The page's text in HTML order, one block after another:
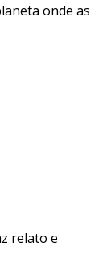
onde as
relato e